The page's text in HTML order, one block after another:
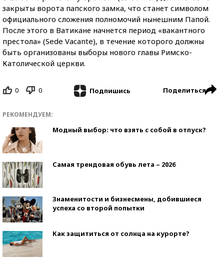
закрыты ворота папского замка, что станет символом
официального сложения полномочий нынешним Папой.
После этого в Ватикане начнется период «вакантного
престола» (Sede Vacante), в течение которого должны
быть организованы выборы нового главы Римско-
Католической церкви.
0 0 Подпишись Поделиться
РЕКОМЕНДУЕМ:
Модный выбор: что взять с собой в отпуск?
Самая трендовая обувь лета – 2026
Знаменитости и бизнесмены, добившиеся
успеха со второй попытки
Как защититься от солнца на курорте?